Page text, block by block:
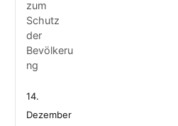
zum
Schutz
der
Bevölkeru
ng
14.
Dezember